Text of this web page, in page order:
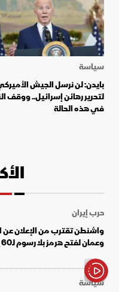
سياسة
بايدن: لن نرسل الجيش
لتحرير رهائن إسرائيل.. ووقف
في هذه الحالة
حرب إيران
واشنطن تقترب من الإعلان عن
وعمان لفتح هرمز بلا رسوم لـ60 يوماً
سياسة